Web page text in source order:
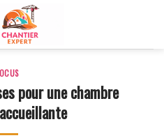
pour une chambre